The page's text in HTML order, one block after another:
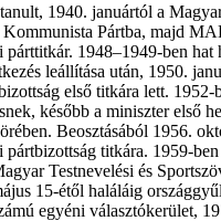
1940. januártól a
Pártba, majd
1948–1949-ben
leállítása után, 1950.
első titkára lett.
később a miniszter első
Beosztásából 1956.
titkára. 1959-
Testnevelési és
15-étől haláláig
egyéni választókerület,